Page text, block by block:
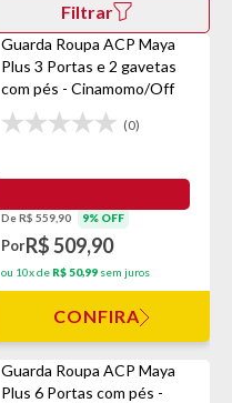
Filtrar
Guarda Roupa ACP Maya
Plus 3 Portas e 2 gavetas
com pés - Cinamomo/Off
White
(0)
De R$ 559,90 9% OFF
PorR$ 509,90
ou 10x de R$ 50,99 sem juros
CONFIRA
Guarda Roupa ACP Maya
Plus 6 Portas com pés -